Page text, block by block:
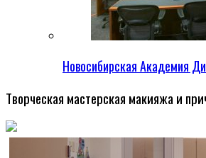
Новосибирская Академия
Творческая мастерская макияжа и